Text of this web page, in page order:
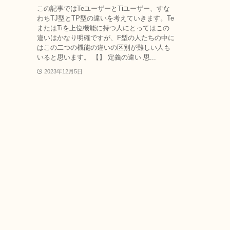
この記事ではTeユーザーとTiユーザー、すな
わちTJ型とTP型の違いを考えていきます。Te
またはTiを上位機能に持つ人にとってはこの
違いはかなり明確ですが、F型の人たちの中に
はこの二つの機能の違いの区別が難しい人も
いると思います。 【】 定義の違い 思...
2023年12月5日